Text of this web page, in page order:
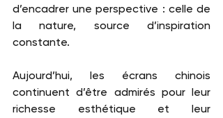
d’encadrer une perspective : celle de
la nature, source d’inspiration
constante.
Aujourd’hui, les écrans chinois
continuent d’être admirés pour leur
richesse esthétique et leur